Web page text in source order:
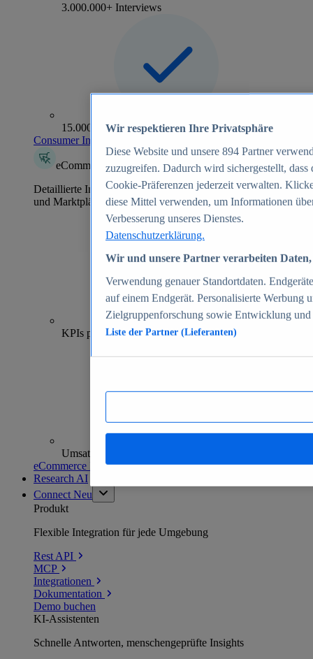
3.000.000+ Interviews
15.000+ Marken
Consumer Insights entdecken
eCommerce Insights
Detaillierte Informationen zu mehr als 39.000 Online-Shops
und Marktplätzen
70+
KPIs pro Shop
Umsatzanalysen und -prognosen
eCommerce Insights entdecken
Research AI
Connect Neu
Produkt
Flexible Integration für jede Umgebung
Rest API
MCP
Integrationen
Dokumentation
Demo buchen
KI-Assistenten
Schnelle Antworten, menschengeprüfte Insights
Wir respektieren Ihre Privatsphäre
Diese Website und unsere 894 Partner
zuzugreifen. Dadurch wird sichergestellt,
Cookie-Präferenzen jederzeit verwalten.
diese Mittel verwenden, um Informationen
Verbesserung unseres Dienstes.
Datenschutzerklärung.
Wir und unsere Partner verarbeiten
Verwendung genauer Standortdaten.
auf einem Endgerät. Personalisierte Werbung
Zielgruppenforschung sowie Entwicklung
Liste der Partner (Lieferanten)